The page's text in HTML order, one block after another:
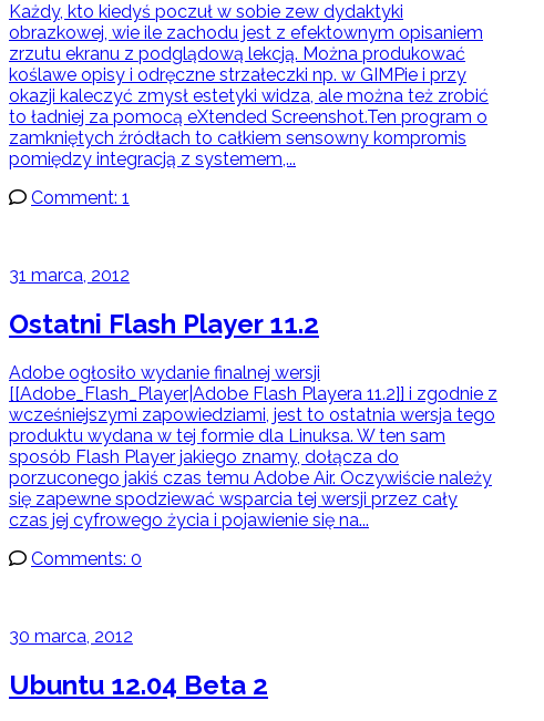
Każdy, kto kiedyś poczuł w sobie zew dydaktyki
obrazkowej, wie ile zachodu jest z efektownym opisaniem
zrzutu ekranu z podglądową lekcją. Można produkować
koślawe opisy i odręczne strzałeczki np. w GIMPie i przy
okazji kaleczyć zmysł estetyki widza, ale można też zrobić
to ładniej za pomocą eXtended Screenshot.Ten program o
zamkniętych źródłach to całkiem sensowny kompromis
pomiędzy integracją z systemem,...
Comment: 1
31 marca, 2012
Ostatni Flash Player 11.2
Adobe ogłosiło wydanie finalnej wersji
[[Adobe_Flash_Player|Adobe Flash Playera 11.2]] i zgodnie z
wcześniejszymi zapowiedziami, jest to ostatnia wersja tego
produktu wydana w tej formie dla Linuksa. W ten sam
sposób Flash Player jakiego znamy, dołącza do
porzuconego jakiś czas temu Adobe Air. Oczywiście należy
się zapewne spodziewać wsparcia tej wersji przez cały
czas jej cyfrowego życia i pojawienie się na...
Comments: 0
30 marca, 2012
Ubuntu 12.04 Beta 2